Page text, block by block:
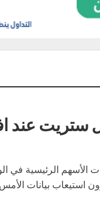
ستريت عند
الرئيسية في
استيعاب بيانات